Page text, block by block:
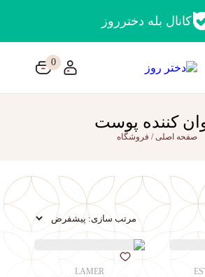
کانال بله دخترروز
0
کننده پوست
صفحه اصلی/ فروشگاه
LAMER